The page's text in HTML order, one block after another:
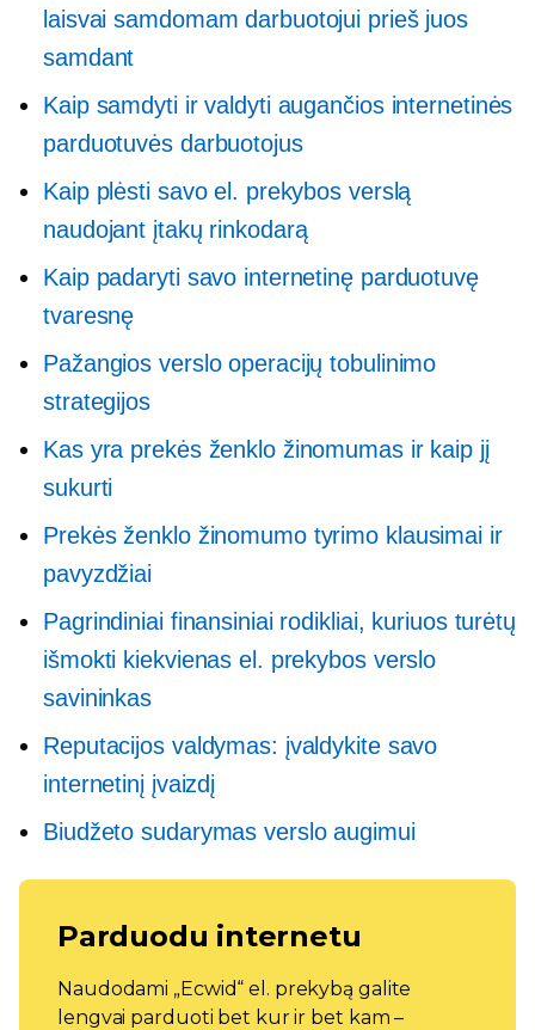
laisvai samdomam darbuotojui prieš juos
samdant
Kaip samdyti ir valdyti augančios internetinės
parduotuvės darbuotojus
Kaip plėsti savo el. prekybos verslą
naudojant įtakų rinkodarą
Kaip padaryti savo internetinę parduotuvę
tvaresnę
Pažangios verslo operacijų tobulinimo
strategijos
Kas yra prekės ženklo žinomumas ir kaip jį
sukurti
Prekės ženklo žinomumo tyrimo klausimai ir
pavyzdžiai
Pagrindiniai finansiniai rodikliai, kuriuos turėtų
išmokti kiekvienas el. prekybos verslo
savininkas
Reputacijos valdymas: įvaldykite savo
internetinį įvaizdį
Biudžeto sudarymas verslo augimui
Parduodu internetu
Naudodami „Ecwid“ el. prekybą galite
lengvai parduoti bet kur ir bet kam –